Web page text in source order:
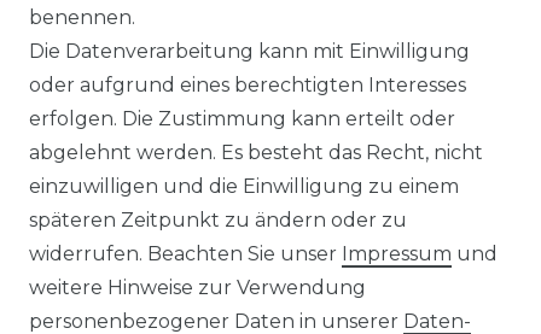
☛ Über 30.000 Top Bewertungen
☞ Mehr als 200.000 Produkte am Lager
Impressum Daten­schutz­erklärung
benennen.
Die Datenverarbeitung kann mit Einwilligung
oder aufgrund eines berechtigten Interesses
erfolgen. Die Zustimmung kann erteilt oder
abgelehnt werden. Es besteht das Recht, nicht
einzuwilligen und die Einwilligung zu einem
späteren Zeitpunkt zu ändern oder zu
widerrufen. Beachten Sie unser Impressum und
weitere Hinweise zur Verwendung
personenbezogener Daten in unserer Daten­